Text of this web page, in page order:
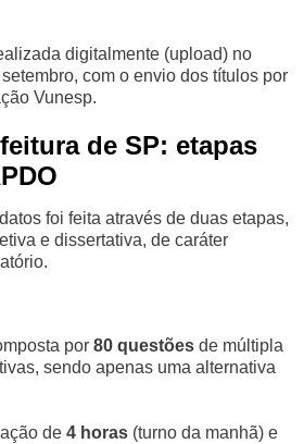
digitalmente (upload) no
com o envio dos títulos por
Vunesp.
de SP: etapas
foi feita através de duas etapas,
e dissertativa, de caráter
por80 questões de múltipla
sendo apenas uma alternativa
de4 horas (turno da manhã) e